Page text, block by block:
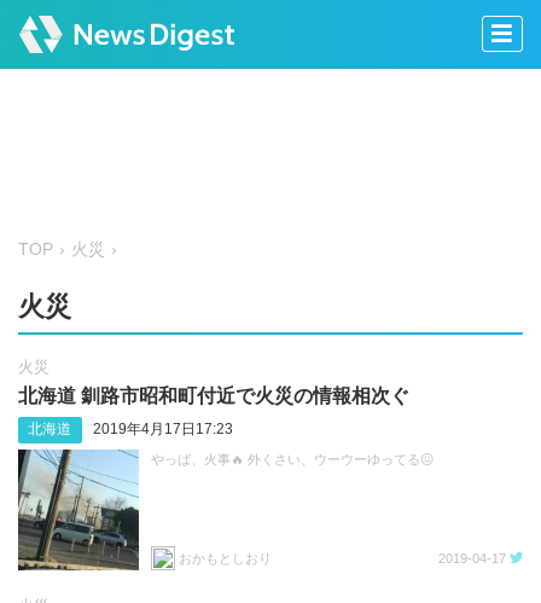
TOP 火災
火災
火災
北海道 釧路市昭和町付近で火災の情報相次ぐ
北海道 2019年4月17日17:23
やっば、火事🔥 外くさい、ウーウーゆってる😖
おかもとしおり 2019-04-17